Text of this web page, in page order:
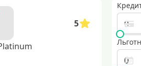
оформить заявку онлайн, а
средств
топовые кредитные карты с
снимать наличные по всему миру.
5